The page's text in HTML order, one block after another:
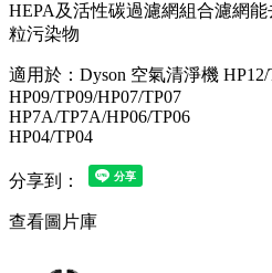
HEPA及活性碳過濾網組合濾網
粒污染物
適用於：Dyson 空氣清淨機 HP12/
HP09/TP09/HP07/TP07
HP7A/TP7A/HP06/TP06
HP04/TP04
分享到：
查看圖片庫